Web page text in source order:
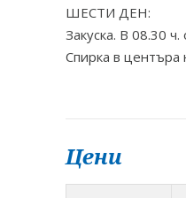
ШЕСТИ ДЕН:
Закуска. В 08.30
Спирка в центъра
Цени